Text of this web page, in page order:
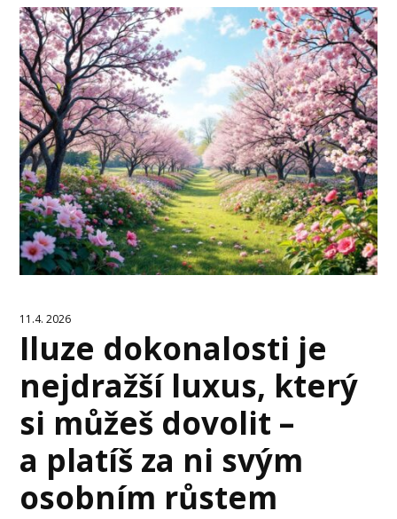
11.4. 2026
Iluze dokonalosti je
nejdražší luxus, který
si můžeš dovolit –
a platíš za ni svým
osobním růstem